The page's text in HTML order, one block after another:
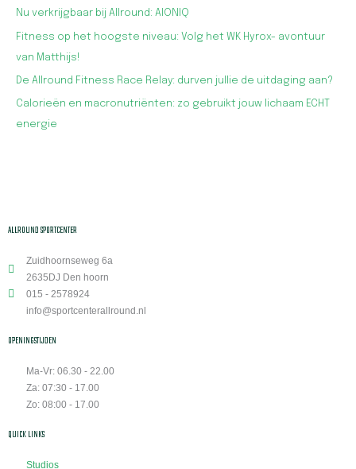
Nu verkrijgbaar bij Allround: AIONIQ
Fitness op het hoogste niveau: Volg het WK Hyrox- avontuur
van Matthijs!
De Allround Fitness Race Relay: durven jullie de uitdaging aan?
Calorieën en macronutriënten: zo gebruikt jouw lichaam ECHT
energie
ALLROUND SPORTCENTER
Zuidhoornseweg 6a
2635DJ Den hoorn
015 - 2578924
info@sportcenterallround.nl
OPENINGSTIJDEN
Ma-Vr: 06.30 - 22.00
Za: 07:30 - 17.00
Zo: 08:00 - 17.00
QUICK LINKS
Studios